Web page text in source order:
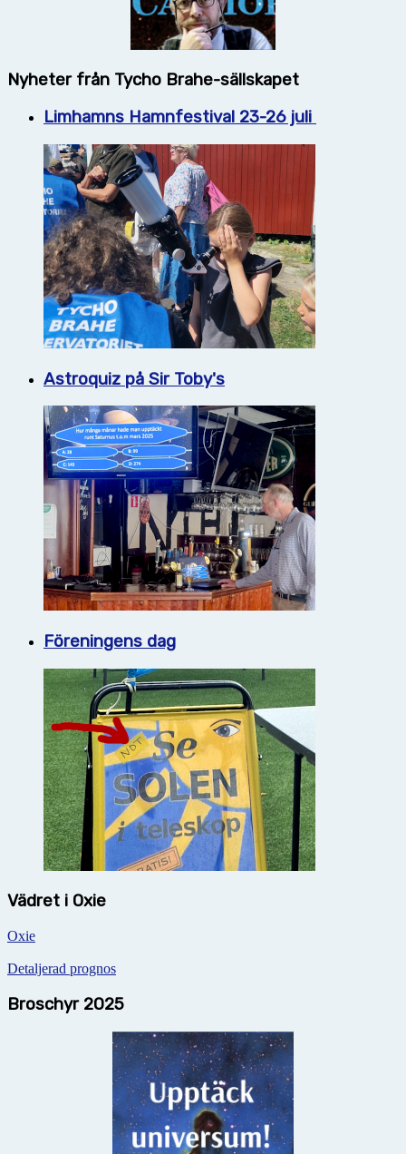
Nyheter från Tycho Brahe-sällskapet
Limhamns Hamnfestival 23-26 juli
Astroquiz på Sir Toby's
Föreningens dag
Vädret i Oxie
Oxie
Detaljerad prognos
Broschyr 2025